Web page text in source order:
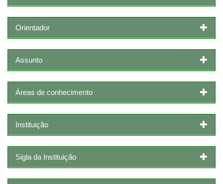
Orientador
Assunto
Áreas de conhecimento
Instituição
Sigla da Instituição